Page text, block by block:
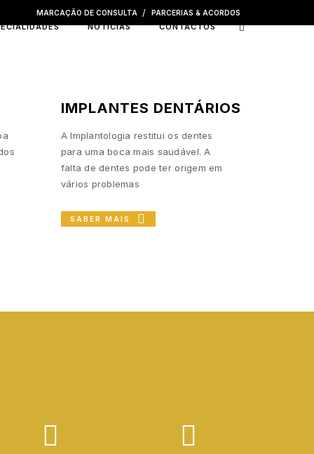
MARCAÇÃO DE CONSULTA PARCERIAS & ACORDOS
NOTÍCIAS CONTACTOS
IMPLANTES DENTÁRIOS
A Implantologia restitui os dentes
para uma boca mais saudável. A
falta de dentes pode ter origem em
vários problemas
SABER MAIS